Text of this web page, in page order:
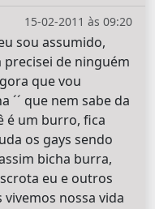
15-02-2011 às 09:20
sou assumido,
de ninguém
que vou
´´ que nem sabe da
é um burro, fica
os gays sendo
bicha burra,
eu e outros
nossa vida